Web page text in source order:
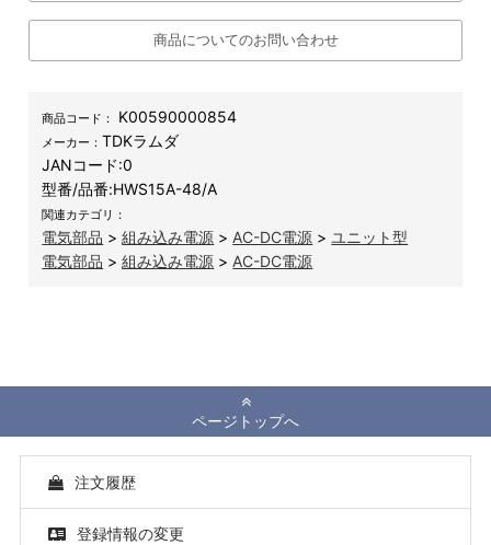
商品についてのお問い合わせ
商品コード： K00590000854
メーカー：TDKラムダ
JANコード:0
型番/品番:HWS15A-48/A
関連カテゴリ：
電気部品 >組み込み電源 > AC-DC電源 > ユニット型
電気部品 >組み込み電源 > AC-DC電源
ページトップへ
注文履歴
登録情報の変更